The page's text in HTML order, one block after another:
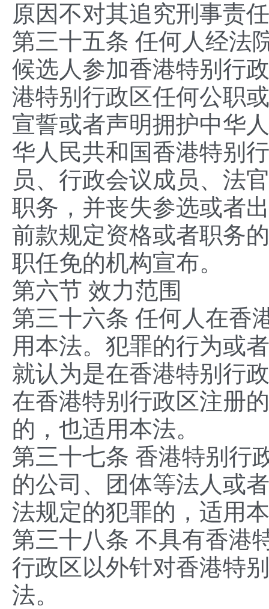
原因不对其追究刑事责
第三十五条 任何人经法
候选人参加香港特别行
港特别行政区任何公职
宣誓或者声明拥护中华
华人民共和国香港特别
员、行政会议成员、法
职务，并丧失参选或者
前款规定资格或者职务
职任免的机构宣布。
第六节 效力范围
第三十六条 任何人在香
用本法。犯罪的行为或
就认为是在香港特别行
在香港特别行政区注册
的，也适用本法。
第三十七条 香港特别行
的公司、团体等法人或
法规定的犯罪的，适用
第三十八条 不具有香港
行政区以外针对香港特
法。